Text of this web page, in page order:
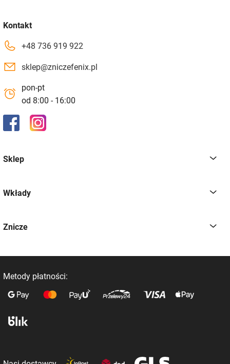
Kontakt
+48 736 919 922
sklep@zniczefenix.pl
pon-pt
od 8:00 - 16:00
Sklep
Wkłady
Znicze
Metody płatności: